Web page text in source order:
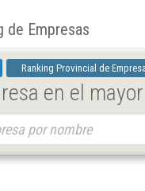
de Empresas
Ranking Provincial de
en el